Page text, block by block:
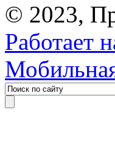
© 2023,
Работает